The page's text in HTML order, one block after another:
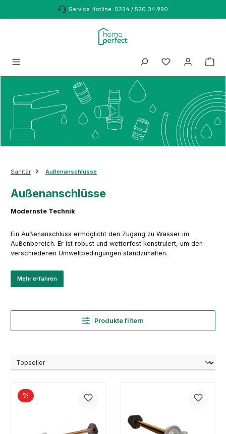
Zum Hauptinhalt springenService Hotline: 0234 / 520 04 990
Sanitär Außenanschlüsse
Außenanschlüsse
Modernste Technik
Ein Außenanschluss ermöglicht den Zugang zu Wasser im
Außenbereich. Er ist robust und wetterfest konstruiert, um den
verschiedenen Umweltbedingungen standzuhalten.
Mehr erfahren
Produkte filtern
%